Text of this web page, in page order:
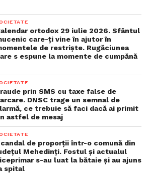
cerând administrației „să
impuse Canadei, Mexicului și
cele planificate”. Până acum,
a transmis că „nu ia în
noilor tarife.
pe care le
exporturi din state republicane:
și Nebraska, carne de pasăre
auto din Michigan, țigări din
din lemn din Carolina de Nord,
ortodox 29 iulie 2026. Sfântul
care-ţi vine în ajutor în
de restrişte. Rugăciunea
s espune la momente de cumpănă
prin SMS cu taxe false de
DNSC trage un semnal de
ce trebuie să faci dacă ai primit
astfel de mesaj
de proporții într-o comună din
Mehedinți. Fostul și actualul
s-au luat la bătaie și au ajuns
spital